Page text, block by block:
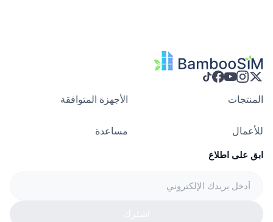
المنتجات الأجهزة المتوافقة
للأعمال مساعدة
ابق على اطلاع